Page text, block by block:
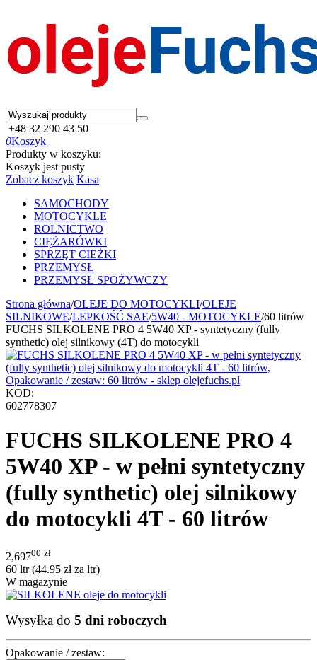
+48 32 290 43 50
0Koszyk
Produkty w koszyku:
Koszyk jest pusty
Zobacz koszyk Kasa
SAMOCHODY
MOTOCYKLE
ROLNICTWO
CIĘŻARÓWKI
SPRZĘT CIEŻKI
PRZEMYSŁ
PRZEMYSŁ SPOŻYWCZY
Strona główna/OLEJE DO MOTOCYKLI/OLEJE
SILNIKOWE/LEPKOŚĆ SAE/5W40 - MOTOCYKLE/60 litrów
FUCHS SILKOLENE PRO 4 5W40 XP - syntetyczny (fully
synthetic) olej silnikowy (4T) do motocykli
KOD:
602778307
FUCHS SILKOLENE PRO 4
5W40 XP - w pełni syntetyczny
(fully synthetic) olej silnikowy
do motocykli 4T - 60 litrów
2,69700 zł
60 ltr (44.95 złza ltr)
W magazynie
Wysyłka do 5 dni roboczych
Opakowanie / zestaw: